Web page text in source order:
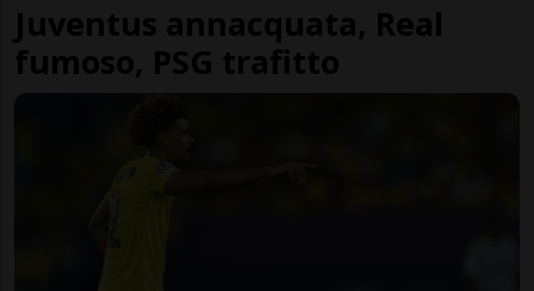
Juventus annacquata, Real
fumoso, PSG trafitto